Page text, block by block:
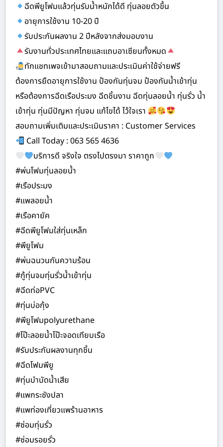
ฉีดพียูโฟมแล้วทุ่นรับน้ำหนักได้ดี ทุ่นลอยตัวขึ้น
อายุการใช้งาน 10-20 ปี
รับประกันผลงาน 2 ปีหลังจากส่งมอบงาน
รับงานทั่วประเทศไทยและแถบอาเซียนทั้งหมด
ทักแชทเพจเข้ามาสอบถามและประเมินค่าใช้จ่ายฟรี
ต้องการยืดอายุการใช้งาน ป้องกันทุ่นจม ป้องกันน้ำเข้าทุ่น
หรือต้องการฉีดเรือประมง ฉีดชิ้นงาน ฉีดทุ่นลอยน้ำ ทุ่นรั่ว น้ำ
เข้าทุ่น ทุ่นมีปัญหา ทุ่นจม แก้ไขได้ ไว้ใจเรา
สอบถามเพิ่มเติมและประเมินราคา : Customer Services
Call Today : 063 565 4636
บริการดี จริงใจ ตรงไปตรงมา ราคาถูก
#พ่นโฟมทุ่นลอยน้ำ
#เรือประมง
#แพลอยน้ำ
#เรือคายัค
#ฉีดพียูโฟมใส่ทุ่นเหล็ก
#พียูโฟม
#พ่นฉนวนกันความร้อน
#กู้ทุ่นจมทุ่นรั่วน้ำเข้าทุ่น
#ฉีดท่อPVC
#ทุ่นบ่อกุ้ง
#พียูโฟมpolyurethane
#โป๊ะลอยน้ำโป๊ะจอดเทียบเรือ
#รับประกันผลงานทุกชิ้น
#ฉีดโฟมพียู
#ทุ่นบำบัดน้ำเสีย
#แพกระชังปลา
#แพท่องเที่ยวแพร้านอาหาร
#ซ่อมทุ่นรั่ว
#ซ่อมรอยรั่ว